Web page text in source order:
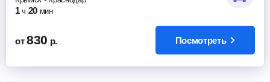
1 ч 20 мин
от 830 р. Посмотреть